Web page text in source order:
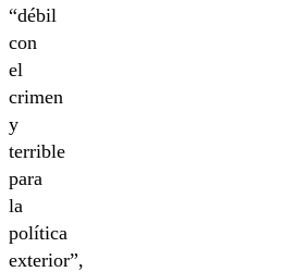
“débil
con
el
crimen
y
terrible
para
la
política
exterior”,